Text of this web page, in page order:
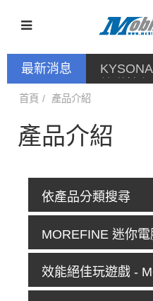
最新消息
競磁軸
首頁 產品介紹
產品介紹